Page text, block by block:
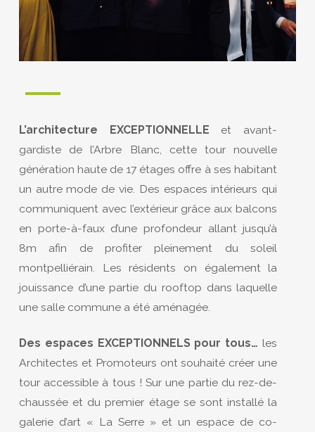
L’architecture EXCEPTIONNELLE et avant-
gardiste de l’Arbre Blanc, cette tour nouvelle
génération haute de 17 étages offre à ses habitant
un autre mode de vie. Des espaces intérieurs qui
communiquent avec l’extérieur grâce aux balcons
en porte-à-faux d’une profondeur allant jusqu’à
8m afin de profiter pleinement du soleil
montpelliérain. Les résidents on également la
jouissance d’une partie du rooftop dans laquelle
une salle commune a été aménagée.
Des espaces EXCEPTIONNELS pour tous… les
Architectes et Promoteurs ont souhaité créer une
tour accessible à tous ! Sur une partie du rez-de-
chaussée et du premier étage se sont installé la
galerie d’art « La Serre » et un espace de co-